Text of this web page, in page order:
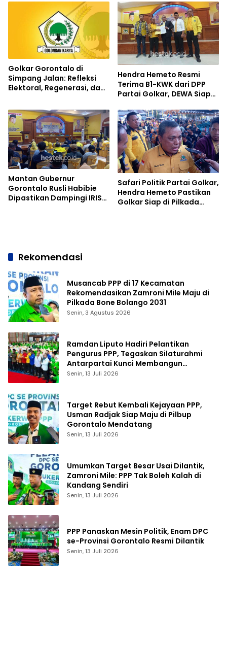
Golkar Gorontalo di
Simpang Jalan: Refleksi
Elektoral, Regenerasi, dan
Hendra Hemeto Resmi
Terima B1-KWK dari DPP
Partai Golkar, DEWA Siap
Mantan Gubernur
Gorontalo Rusli Habibie
Dipastikan Dampingi IRIS
Safari Politik Partai Golkar,
Hendra Hemeto Pastikan
Golkar Siap di Pilkada
Rekomendasi
Musancab PPP di 17 Kecamatan
Rekomendasikan Zamroni Mile Maju di
Pilkada Bone Bolango 2031
Senin, 3 Agustus 2026
Ramdan Liputo Hadiri Pelantikan
Pengurus PPP, Tegaskan Silaturahmi
Antarpartai Kunci Membangun
Gorontalo
Senin, 13 Juli 2026
Target Rebut Kembali Kejayaan PPP,
Usman Radjak Siap Maju di Pilbup
Gorontalo Mendatang
Senin, 13 Juli 2026
Umumkan Target Besar Usai Dilantik,
Zamroni Mile: PPP Tak Boleh Kalah di
Kandang Sendiri
Senin, 13 Juli 2026
PPP Panaskan Mesin Politik, Enam DPC
se-Provinsi Gorontalo Resmi Dilantik
Senin, 13 Juli 2026